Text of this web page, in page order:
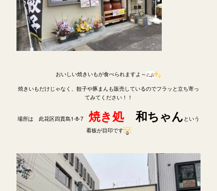
おいしい焼きいもが食べられますよ～
焼きいもだけじゃなく、餃子や豚まんも販売しているのでフラッと立ち寄っ
てみてください！！
場所は 此花区四貫島1-8-7 焼き処和ちゃんという
看板が目印です